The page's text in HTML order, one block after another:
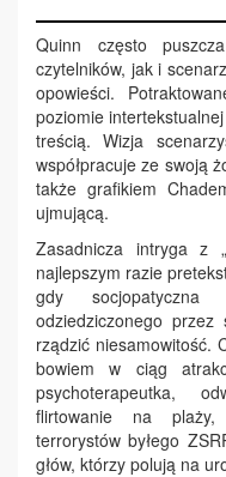
Quinn często
czytelników, jak i
opowieści.
poziomie
treścią. Wizja
współpracuje ze swoją
także grafikiem
ujmującą.
Zasadnicza intryga z
najlepszym razie
gdy
odziedziczonego
rządzić niesamowitość.
bowiem w ciąg
psychoterapeutka,
flirtowanie na plaży,
terrorystów byłego
głów, którzy polują na